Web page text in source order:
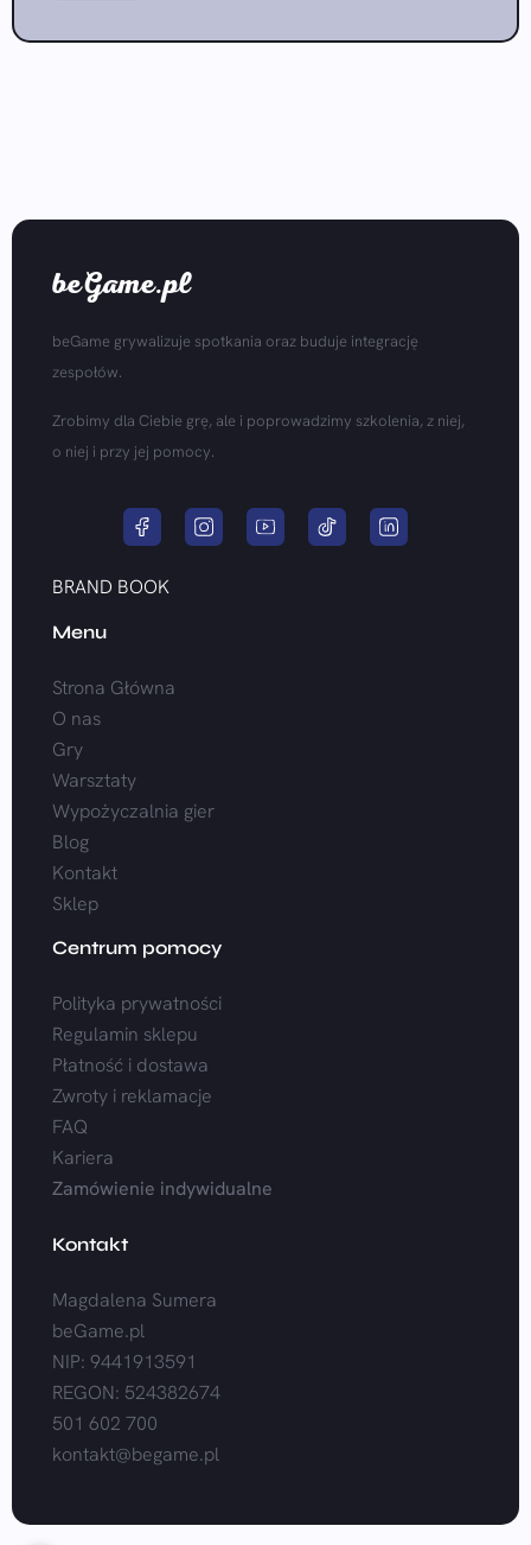
beGame.pl
beGame grywalizuje spotkania oraz buduje integrację
zespołów.
Zrobimy dla Ciebie grę, ale i poprowadzimy szkolenia, z niej,
o niej i przy jej pomocy.
BRAND BOOK
Menu
Strona Główna
O nas
Gry
Warsztaty
Wypożyczalnia gier
Blog
Kontakt
Sklep
Centrum pomocy
Polityka prywatności
Regulamin sklepu
Płatność i dostawa
Zwroty i reklamacje
FAQ
Kariera
Zamówienie indywidualne
Kontakt
Magdalena Sumera
beGame.pl
NIP: 9441913591
REGON: 524382674
501 602 700
kontakt@begame.pl